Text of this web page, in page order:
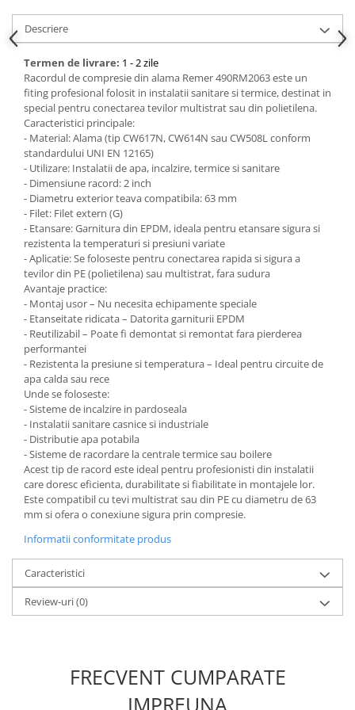
Descriere
Termen de livrare: 1 - 2 zile
Racordul de compresie din alama Remer 490RM2063 este un
fiting profesional folosit in instalatii sanitare si termice, destinat in
special pentru conectarea tevilor multistrat sau din polietilena.
Caracteristici principale:
- Material: Alama (tip CW617N, CW614N sau CW508L conform
standardului UNI EN 12165)
- Utilizare: Instalatii de apa, incalzire, termice si sanitare
- Dimensiune racord: 2 inch
- Diametru exterior teava compatibila: 63 mm
- Filet: Filet extern (G)
- Etansare: Garnitura din EPDM, ideala pentru etansare sigura si
rezistenta la temperaturi si presiuni variate
- Aplicatie: Se foloseste pentru conectarea rapida si sigura a
tevilor din PE (polietilena) sau multistrat, fara sudura
Avantaje practice:
- Montaj usor – Nu necesita echipamente speciale
- Etanseitate ridicata – Datorita garniturii EPDM
- Reutilizabil – Poate fi demontat si remontat fara pierderea
performantei
- Rezistenta la presiune si temperatura – Ideal pentru circuite de
apa calda sau rece
Unde se foloseste:
- Sisteme de incalzire in pardoseala
- Instalatii sanitare casnice si industriale
- Distributie apa potabila
- Sisteme de racordare la centrale termice sau boilere
Acest tip de racord este ideal pentru profesionisti din instalatii
care doresc eficienta, durabilitate si fiabilitate in montajele lor.
Este compatibil cu tevi multistrat sau din PE cu diametru de 63
mm si ofera o conexiune sigura prin compresie.
Informatii conformitate produs
Caracteristici
Review-uri(0)
FRECVENT CUMPARATE
IMPREUNA